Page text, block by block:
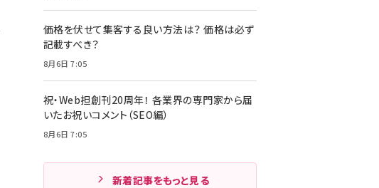
価格を伏せて集客する良い方法は？ 価格は必ず
記載すべき？
8月6日 7:05
祝・Web担創刊20周年！ 各業界の専門家から届
いたお祝いコメント（SEO編）
8月6日 7:05
新着記事をもっと見る